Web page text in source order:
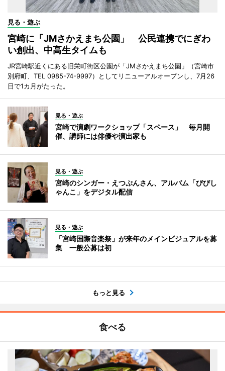
見る・遊ぶ
宮崎に「JMさかえまち公園」 公民連携でにぎわ
い創出、中高生タイムも
JR宮崎駅近くにある旧栄町街区公園が「JMさかえまち公園」（宮崎市
別府町、TEL 0985-74-9997）としてリニューアルオープンし、7月26
日で1カ月がたった。
見る・遊ぶ
宮崎で演劇ワークショップ「スペース」 毎月開
催、講師には俳優や演出家も
見る・遊ぶ
宮崎のシンガー・えつぷんさん、アルバム「びびし
ゃんこ」をデジタル配信
見る・遊ぶ
「宮崎国際音楽祭」が来年のメインビジュアルを募
集 一般公募は初
もっと見る
食べる